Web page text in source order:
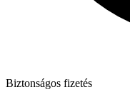
Biztonságos fizetés